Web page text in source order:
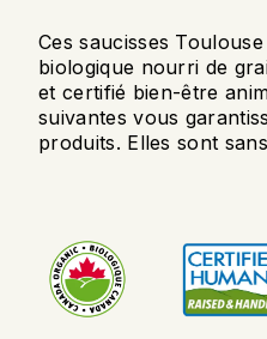
Ces saucisses
biologique nourri de
et certifié bien-être
suivantes vous
produits. Elles sont